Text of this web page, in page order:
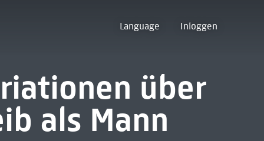
Language Inloggen
über
als Mann